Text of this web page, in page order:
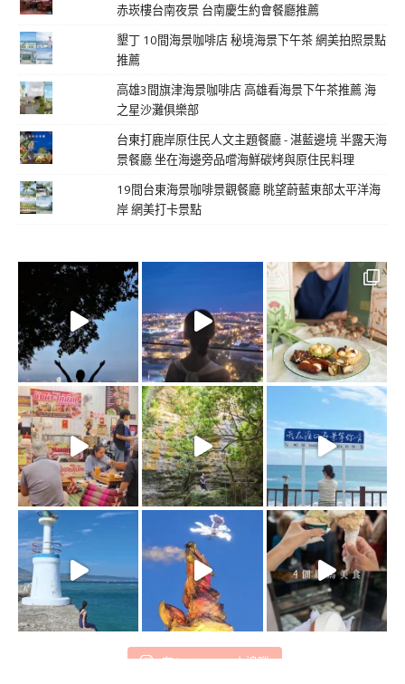
赤崁樓台南夜景 台南慶生約會餐廳推薦
墾丁 10間海景咖啡店 秘境海景下午茶 網美拍照景點
推薦
高雄3間旗津海景咖啡店 高雄看海景下午茶推薦 海
之星沙灘俱樂部
台東打鹿岸原住民人文主題餐廳 - 湛藍邊境 半露天海
景餐廳 坐在海邊旁品嚐海鮮碳烤與原住民料理
19間台東海景咖啡景觀餐廳 眺望蔚藍東部太平洋海
岸 網美打卡景點
在 Instagram 上追蹤